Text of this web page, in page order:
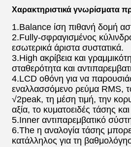
Χαρακτηριστικά γνωρίσματα
1.Balance ίση πιθανή δομή
2.Fully-σφραγισμένος
εσωτερικά άριστα συστατικά.
3.High ακρίβεια και
σταθερότητα και
4.LCD οθόνη για να
εναλλασσόμενο ρεύμα RMS,
√2peak, τη μέση τιμή, την
αξία, το κυματοειδές τάσης
5.Inner αντιπαρεμβατικό
6.The η αναλογία τάσης
κατάλληλος για τη